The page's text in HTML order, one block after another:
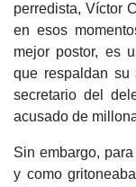
perredista, Víctor
en esos
mejor postor, es
que respaldan su
secretario del
acusado de
Sin embargo, para
y como